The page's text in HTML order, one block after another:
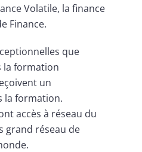
Volatile, la finance
Finance.
que
la formation
un
la formation.
accès à réseau du
grand réseau de